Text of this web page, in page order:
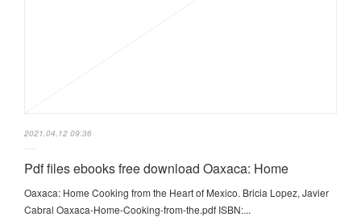
2021.04.12 09:36
Pdf files ebooks free download Oaxaca: Home
Oaxaca: Home Cooking from the Heart of Mexico. Bricia Lopez, Javier
Cabral Oaxaca-Home-Cooking-from-the.pdf ISBN:...